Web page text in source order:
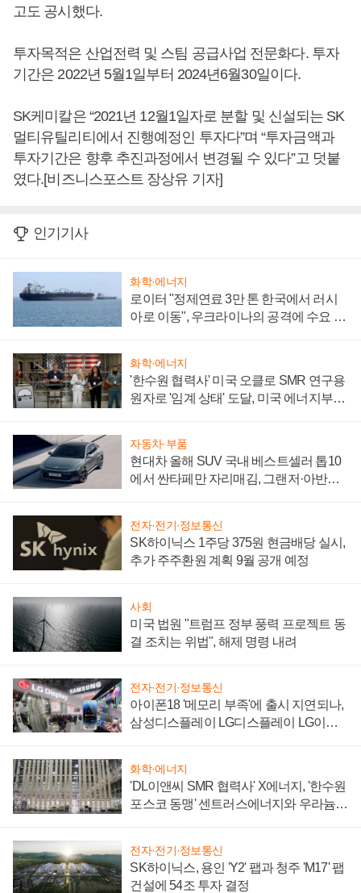
고도 공시했다.
투자목적은 산업전력 및 스팀 공급사업 전문화다. 투자
기간은 2022년 5월1일부터 2024년6월30일이다.
SK케미칼은 “2021년 12월1일자로 분할 및 신설되는 SK
멀티유틸리티에서 진행예정인 투자다”며 “투자금액과
투자기간은 향후 추진과정에서 변경될 수 있다”고 덧붙
였다.[비즈니스포스트 장상유 기자]
인기기사
화학·에너지
로이터 "정제연료 3만 톤 한국에서 러시
아로 이동", 우크라이나의 공격에 수요 늘
화학·에너지
'한수원 협력사' 미국 오클로 SMR 연구용
원자로 '임계 상태' 도달, 미국 에너지부
자동차·부품
현대차 올해 SUV 국내 베스트셀러 톱10
에서 싼타페만 자리매김, 그랜저·아반떼
전자·전기·정보통신
SK하이닉스 1주당 375원 현금배당 실시,
추가 주주환원 계획 9월 공개 예정
사회
미국 법원 "트럼프 정부 풍력 프로젝트 동
결 조치는 위법", 해제 명령 내려
전자·전기·정보통신
아이폰18 '메모리 부족'에 출시 지연되나,
삼성디스플레이 LG디스플레이 LG이노
화학·에너지
'DL이앤씨 SMR 협력사' X에너지, '한수원
포스코 동맹' 센트러스에너지와 우라늄
전자·전기·정보통신
SK하이닉스, 용인 'Y2' 팹과 청주 'M17' 팹
건설에 54조 투자 결정